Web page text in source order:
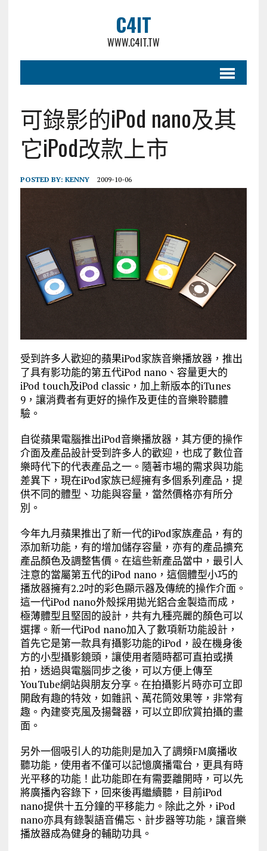
C4IT
WWW.C4IT.TW
可錄影的iPod nano及其
它iPod改款上市
POSTED BY: KENNY 2009-10-06
受到許多人歡迎的蘋果iPod家族音樂播放器，推出
了具有影功能的第五代iPod nano、容量更大的
iPod touch及iPod classic，加上新版本的iTunes
9，讓消費者有更好的操作及更佳的音樂聆聽體
驗。
自從蘋果電腦推出iPod音樂播放器，其方便的操作
介面及產品設計受到許多人的歡迎，也成了數位音
樂時代下的代表產品之一。隨著市場的需求與功能
差異下，現在iPod家族已經擁有多個系列產品，提
供不同的體型、功能與容量，當然價格亦有所分
別。
今年九月蘋果推出了新一代的iPod家族產品，有的
添加新功能，有的增加儲存容量，亦有的產品擴充
產品顏色及調整售價。在這些新產品當中，最引人
注意的當屬第五代的iPod nano，這個體型小巧的
播放器擁有2.2吋的彩色顯示器及傳統的操作介面。
這一代iPod nano外殼採用拋光鋁合金製造而成，
極薄體型且堅固的設計，共有九種亮麗的顏色可以
選擇。新一代iPod nano加入了數項新功能設計，
首先它是第一款具有攝影功能的iPod，設在機身後
方的小型攝影鏡頭，讓使用者隨時都可直拍或撗
拍，透過與電腦同步之後，可以方便上傳至
YouTube網站與朋友分享。在拍攝影片時亦可立即
開啟有趣的特效，如雜訊、萬花筒效果等，非常有
趣。內建麥克風及揚聲器，可以立即欣賞拍攝的畫
面。
另外一個吸引人的功能則是加入了調頻FM廣播收
聽功能，使用者不僅可以記憶廣播電台，更具有時
光平移的功能！此功能即在有需要離開時，可以先
將廣播內容錄下，回來後再繼續聽，目前iPod
nano提供十五分鐘的平移能力。除此之外，iPod
nano亦具有錄製語音備忘、計步器等功能，讓音樂
播放器成為健身的輔助功具。